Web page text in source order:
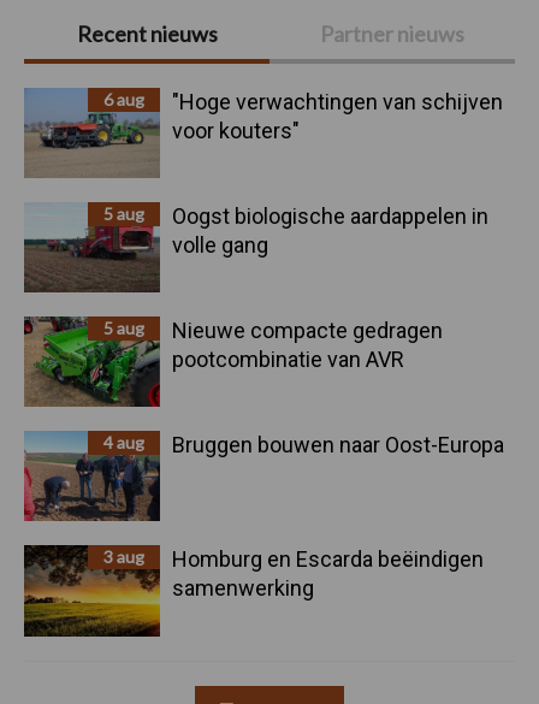
Primaire
Sidebar
Recent nieuws Partner nieuws
6 aug
"Hoge verwachtingen van schijven
voor kouters"
5 aug
Oogst biologische aardappelen in
volle gang
5 aug
Nieuwe compacte gedragen
pootcombinatie van AVR
4 aug Bruggen bouwen naar Oost-Europa
3 aug
Homburg en Escarda beëindigen
samenwerking